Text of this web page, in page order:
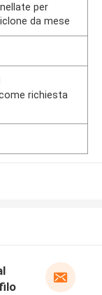
per
da mese
richiesta